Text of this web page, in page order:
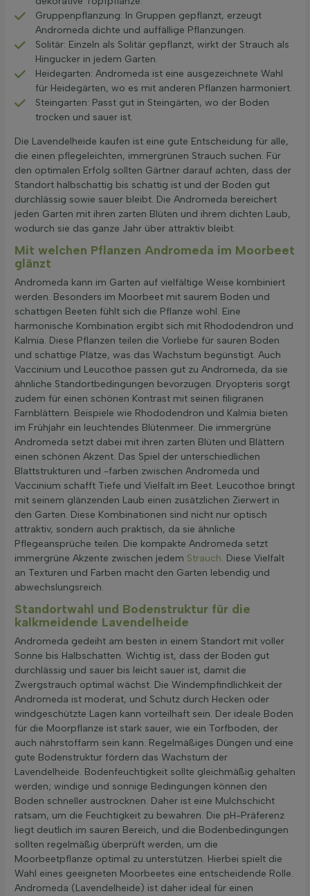
Gruppenpflanzung: In Gruppen gepflanzt, erzeugt
Andromeda dichte und auffällige Pflanzungen.
Solitär: Einzeln als Solitär gepflanzt, wirkt der Strauch als
Hingucker in jedem Garten.
Heidegarten: Andromeda ist eine ausgezeichnete Wahl
für Heidegärten, wo es mit anderen Pflanzen harmoniert.
Steingarten: Passt gut in Steingärten, wo der Boden
trocken und sauer ist.
Die Lavendelheide kaufen ist eine gute Entscheidung für alle,
die einen pflegeleichten, immergrünen Strauch suchen. Für
den optimalen Erfolg sollten Gärtner darauf achten, dass der
Standort halbschattig bis schattig ist und der Boden gut
durchlässig sowie sauer bleibt. Die Andromeda bereichert
jeden Garten mit ihren zarten Blüten und ihrem dichten Laub,
wodurch sie das ganze Jahr über attraktiv bleibt.
Mit welchen Pflanzen Andromeda im Moorbeet
glänzt
Andromeda kann im Garten auf vielfältige Weise kombiniert
werden. Besonders im Moorbeet mit saurem Boden und
schattigen Beeten fühlt sich die Pflanze wohl. Eine
harmonische Kombination ergibt sich mit Rhododendron und
Kalmia. Diese Pflanzen teilen die Vorliebe für sauren Boden
und schattige Plätze, was das Wachstum begünstigt. Auch
Vaccinium und Leucothoe passen gut zu Andromeda, da sie
ähnliche Standortbedingungen bevorzugen. Dryopteris sorgt
zudem für einen schönen Kontrast mit seinen filigranen
Farnblättern. Beispiele wie Rhododendron und Kalmia bieten
im Frühjahr ein leuchtendes Blütenmeer. Die immergrüne
Andromeda setzt dabei mit ihren zarten Blüten und Blättern
einen schönen Akzent. Das Spiel der unterschiedlichen
Blattstrukturen und -farben zwischen Andromeda und
Vaccinium schafft Tiefe und Vielfalt im Beet. Leucothoe bringt
mit seinem glänzenden Laub einen zusätzlichen Zierwert in
den Garten. Diese Kombinationen sind nicht nur optisch
attraktiv, sondern auch praktisch, da sie ähnliche
Pflegeansprüche teilen. Die kompakte Andromeda setzt
immergrüne Akzente zwischen jedem Strauch. Diese Vielfalt
an Texturen und Farben macht den Garten lebendig und
abwechslungsreich.
Standortwahl und Bodenstruktur für die
kalkmeidende Lavendelheide
Andromeda gedeiht am besten in einem Standort mit voller
Sonne bis Halbschatten. Wichtig ist, dass der Boden gut
durchlässig und sauer bis leicht sauer ist, damit die
Zwergstrauch optimal wächst. Die Windempfindlichkeit der
Andromeda ist moderat, und Schutz durch Hecken oder
windgeschützte Lagen kann vorteilhaft sein. Der ideale Boden
für die Moorpflanze ist stark sauer, wie ein Torfboden, der
auch nährstoffarm sein kann. Regelmäßiges Düngen und eine
gute Bodenstruktur fördern das Wachstum der
Lavendelheide. Bodenfeuchtigkeit sollte gleichmäßig gehalten
werden; windige und sonnige Bedingungen können den
Boden schneller austrocknen. Daher ist eine Mulchschicht
ratsam, um die Feuchtigkeit zu bewahren. Die pH-Präferenz
liegt deutlich im sauren Bereich, und die Bodenbedingungen
sollten regelmäßig überprüft werden, um die
Moorbeetpflanze optimal zu unterstützen. Hierbei spielt die
Wahl eines geeigneten Moorbeetes eine entscheidende Rolle.
Andromeda (Lavendelheide) ist daher ideal für einen